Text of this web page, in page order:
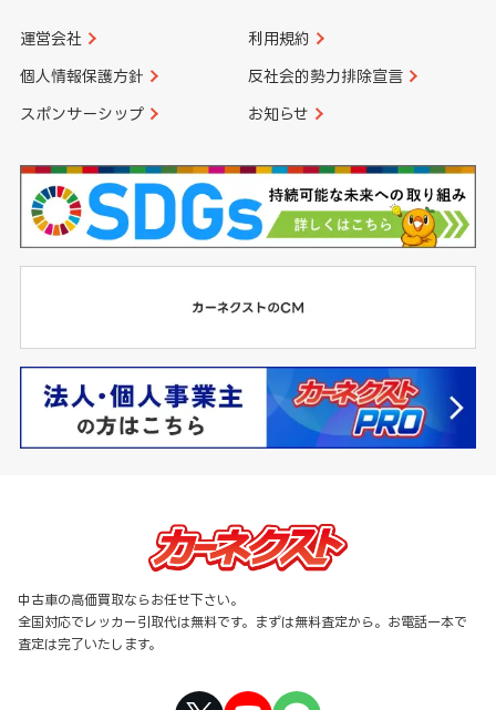
運営会社 利用規約
個人情報保護方針 反社会的勢力排除宣言
スポンサーシップ お知らせ
中古車の高価買取ならお任せ下さい。
全国対応でレッカー引取代は無料です。まずは無料査定から。お電話一本で
査定は完了いたします。